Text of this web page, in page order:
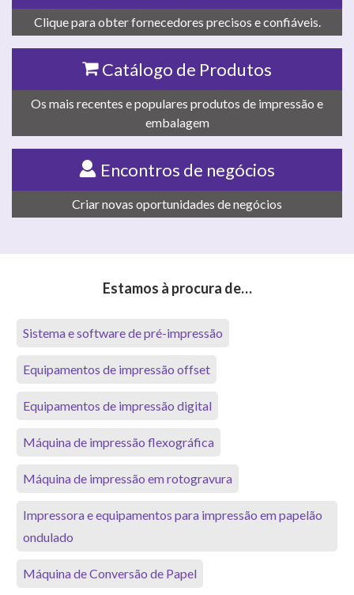
Clique para obter fornecedores precisos e confiáveis.
Catálogo de Produtos
Os mais recentes e populares produtos de impressão e
embalagem
Encontros de negócios
Criar novas oportunidades de negócios
Estamos à procura de…
Sistema e software de pré-impressão
Equipamentos de impressão offset
Equipamentos de impressão digital
Máquina de impressão flexográfica
Máquina de impressão em rotogravura
Impressora e equipamentos para impressão em papelão
ondulado
Máquina de Conversão de Papel